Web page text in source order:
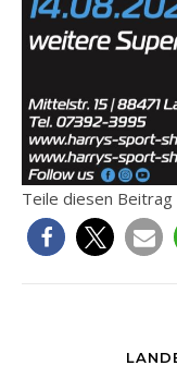
Teile diesen Beitrag